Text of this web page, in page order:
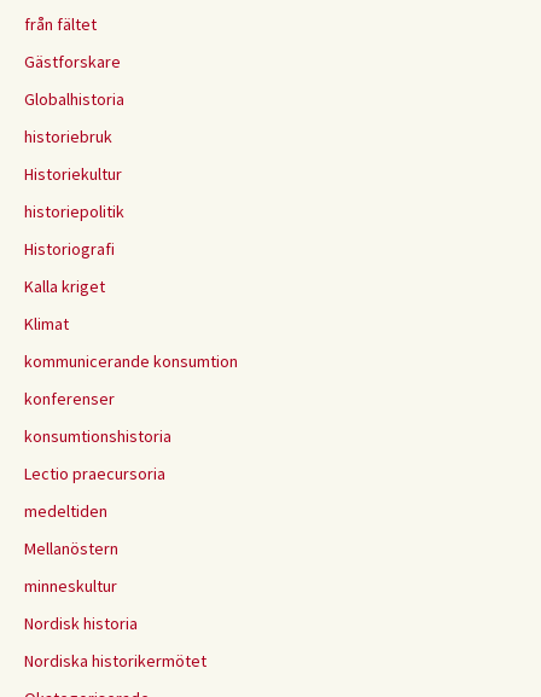
från fältet
Gästforskare
Globalhistoria
historiebruk
Historiekultur
historiepolitik
Historiografi
Kalla kriget
Klimat
kommunicerande konsumtion
konferenser
konsumtionshistoria
Lectio praecursoria
medeltiden
Mellanöstern
minneskultur
Nordisk historia
Nordiska historikermötet